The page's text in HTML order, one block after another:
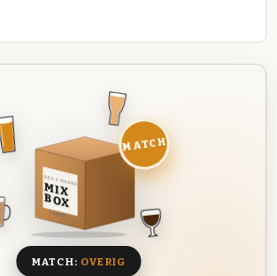
DEZE MAAND
MIX
BOX
8 BIEREN
MATCH
MATCH: OVERIG